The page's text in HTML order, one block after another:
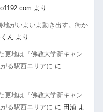
より
がいよいよ動き出す。街か
ん より
更地は『佛教大学新キャン
る駅西エリアに に
更地は『佛教大学新キャン
る駅西エリアに に 田浦よ